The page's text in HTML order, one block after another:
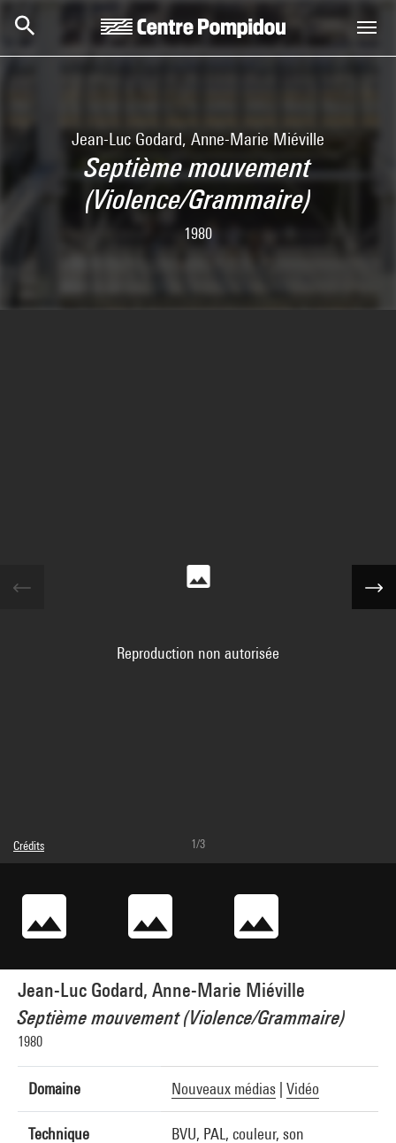
Jean-Luc Godard, Anne-Marie Miéville
Septième mouvement
(Violence/Grammaire)
1980
Jean-Luc Godard, Anne-Marie Miéville
Septième mouvement (Violence/Grammaire)
1980
Domaine Nouveaux médias Vidéo
Technique BVU, PAL, couleur, son
Reproduction non autorisée
Crédits
© droits réservés
Centre Pompidou, MNAM-CCI
Réf. image : 2A41305 [1994 CX 1330]
1/3